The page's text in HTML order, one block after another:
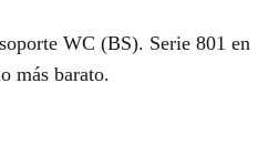
WC (BS). Serie 801 en
más barato.